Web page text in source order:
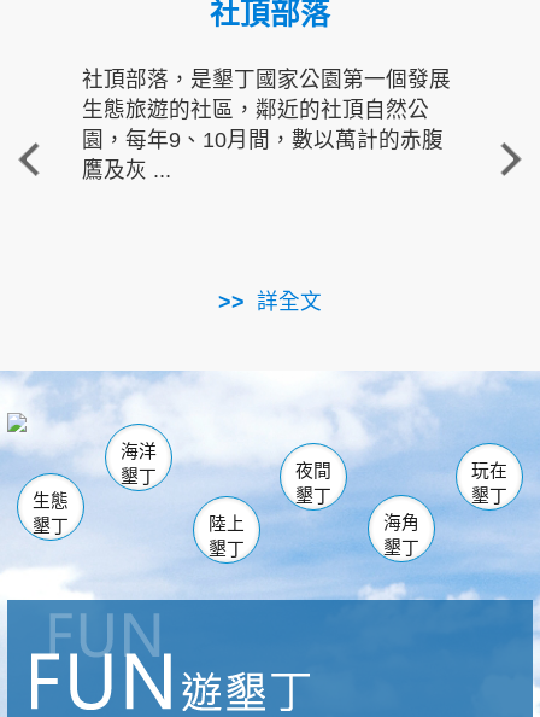
社頂部落
社頂部落，是墾丁國家公園第一個發展
生態旅遊的社區，鄰近的社頂自然公
園，每年9、10月間，數以萬計的赤腹
鷹及灰 ...
詳全文
重
走進
南仁湖
海生館
恆春 佳樂水
龍鑾潭自然中心 森林遊樂區
瓊麻館
關山 墾管處遊客中心
社頂公園 風吹沙
船帆石
白砂 龍磐公園
香蕉灣
砂島
鵝鑾鼻
生態
墾丁
海洋
墾丁
陸上
墾丁
夜間
墾丁
海角
墾丁
玩在
墾丁